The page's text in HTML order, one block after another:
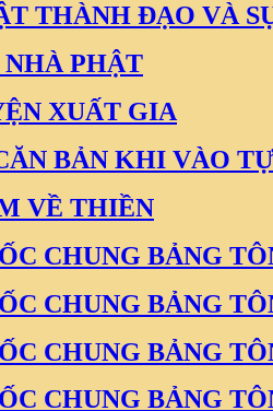
THÀNH ĐẠO VÀ
PHẬT
XUẤT GIA
BẢN KHI VÀO
VỀ THIỀN
CHUNG BẢNG
CHUNG BẢNG
CHUNG BẢNG
CHUNG BẢNG